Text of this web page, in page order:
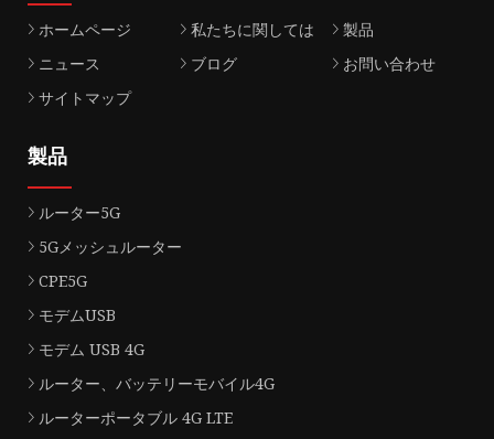
ホームページ 私たちに関しては
製品
ニュース
ブログ
お問い合わせ
サイトマップ
製品
ルーター5G
5Gメッシュルーター
CPE5G
モデムUSB
モデム USB 4G
ルーター、バッテリーモバイル4G
ルーターポータブル 4G LTE